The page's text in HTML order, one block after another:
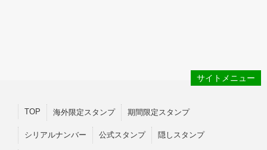
サイトメニュー
TOP 海外限定スタンプ 期間限定スタンプ
シリアルナンバー 公式スタンプ 隠しスタンプ